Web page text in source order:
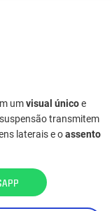
umvisual únicoe
transmitem
laterais e oassento